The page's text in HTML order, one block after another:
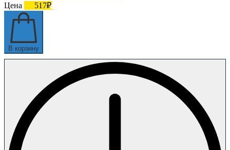
Цена
517₽
В корзину